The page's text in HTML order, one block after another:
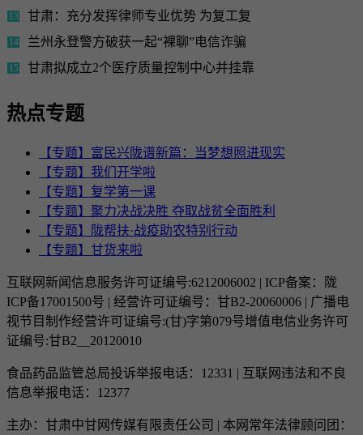
13 甘肃：充分发挥律师专业优势 为复工复
14 兰州永登警方破获一起“裸聊”电信诈骗
15 甘肃拟成立2个医疗质量控制中心并挂靠
热点专题
【专题】富民兴陇谱新篇：当梦想照进现实
【专题】我们开学啦
【专题】复学第一课
【专题】聚力决战决胜 夺取战贫全面胜利
【专题】陇帮扶·战疫助农特别行动
【专题】甘货来啦
互联网新闻信息服务许可证编号:6212006002 | ICP备案：陇
ICP备17001500号 | 经营许可证编号：甘B2-20060006 | 广播电
视节目制作经营许可证编号:(甘)字第079号增值电信业务许可
证编号:甘B2__20120010
食品药品监管总局投诉举报电话：12331 | 互联网违法和不良
信息举报电话：12377
主办：甘肃中甘网传媒有限责任公司 | 本网常年法律顾问团：